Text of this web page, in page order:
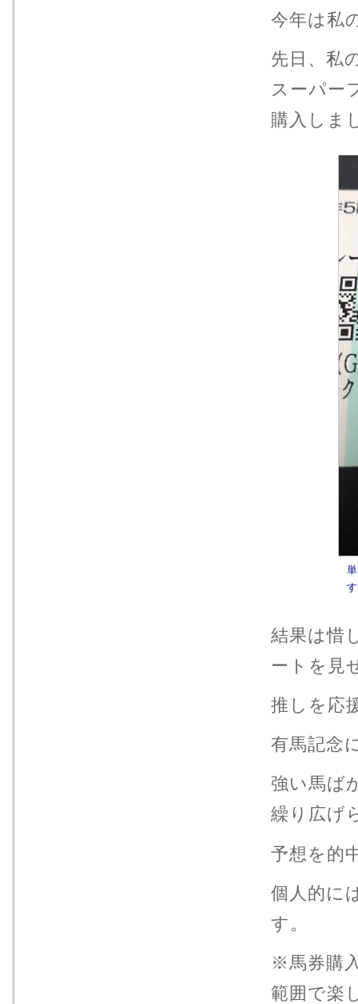
今年は私
先日、私
スーパー
購入しま
す
結果は惜
ートを見
推しを応
有馬記念
強い馬ば
繰り広げ
予想を的
個人的に
す。
※馬券購
範囲で楽